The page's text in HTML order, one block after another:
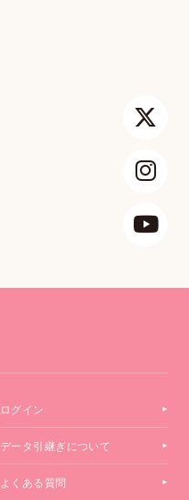
ログイン
データ引継ぎについて
よくある質問